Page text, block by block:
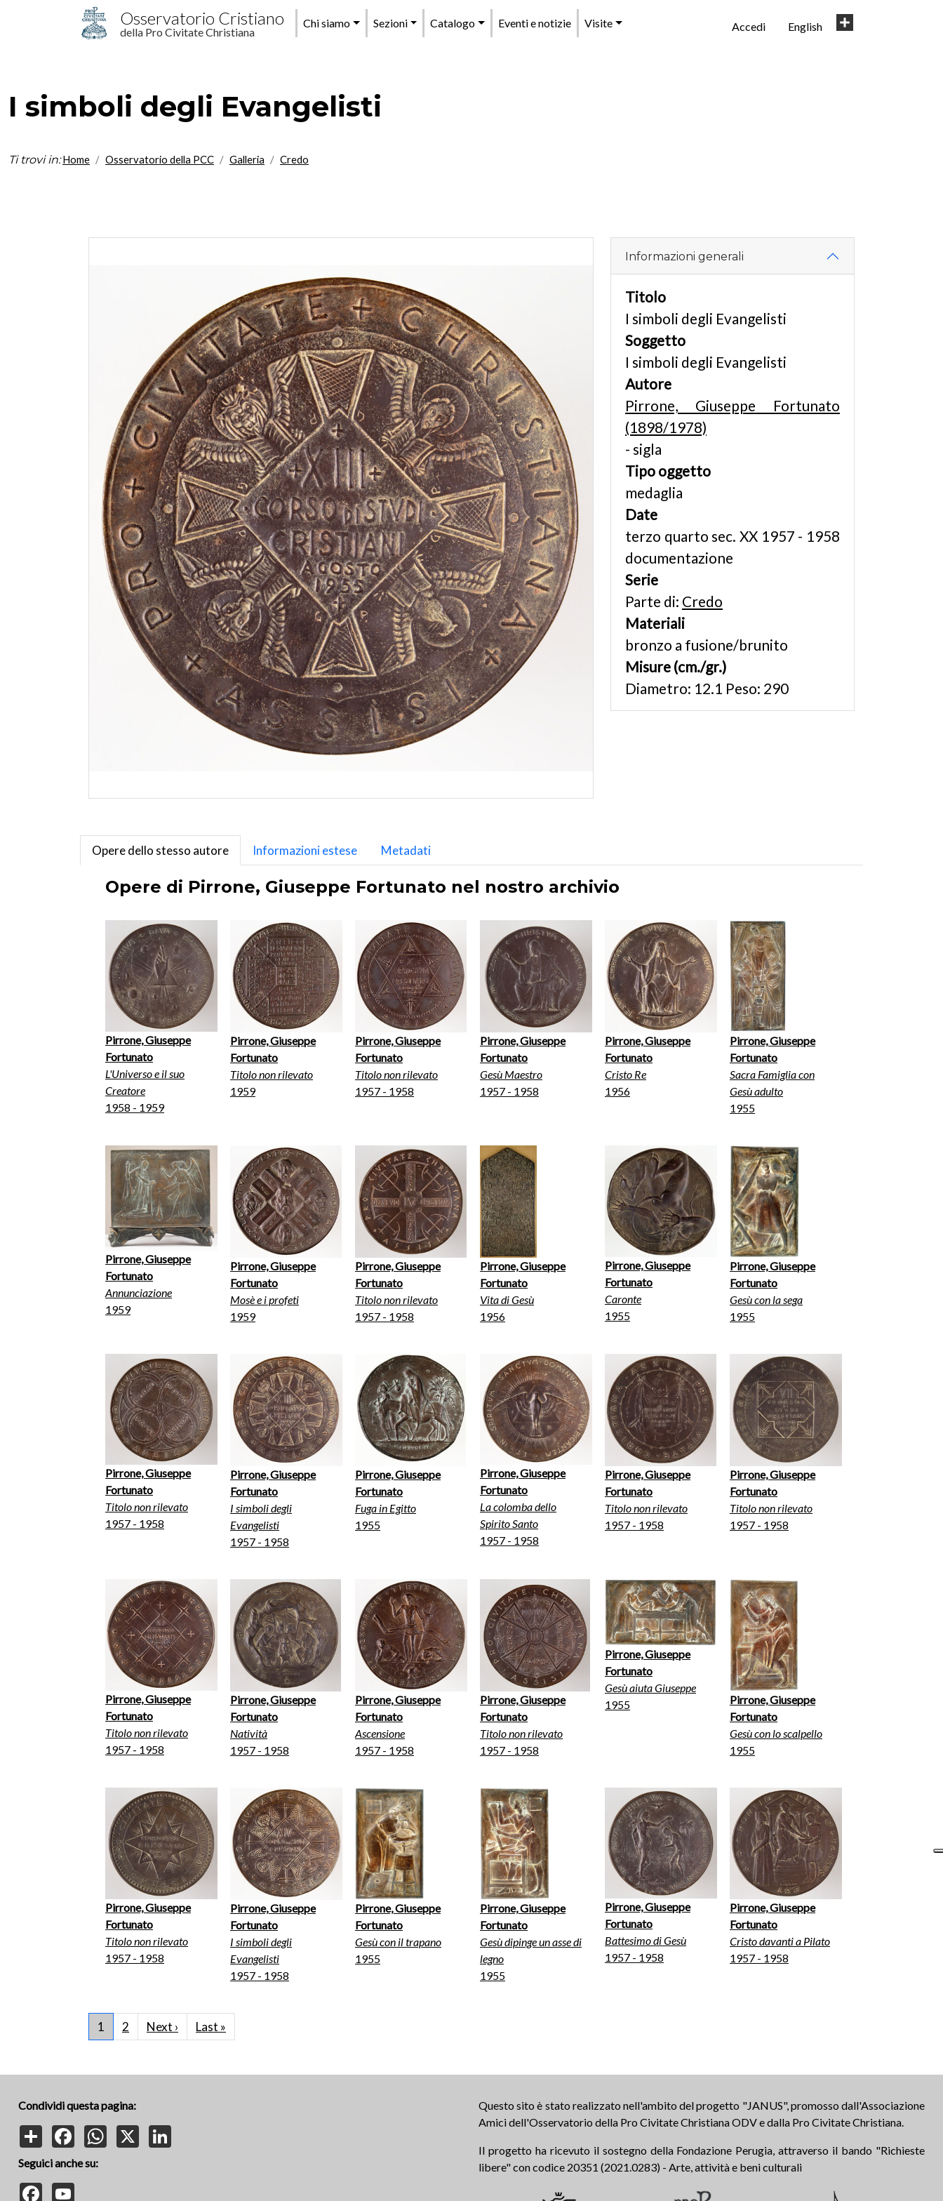
Salta al contenuto principale
Osservatorio Cristiano
della Pro Civitate Christiana
Menu
principale
Chi siamo Sezioni Catalogo Eventi e notizie Visite
User
Accedi English
I simboli degli Evangelisti
Ti trovi in: Home Osservatorio della PCC Galleria Credo
Informazioni generali
Titolo
I simboli degli Evangelisti
Soggetto
I simboli degli Evangelisti
Autore
Pirrone, Giuseppe Fortunato
(1898/1978)
- sigla
Tipo oggetto
medaglia
Date
terzo quarto sec. XX 1957 - 1958
documentazione
Serie
Parte di: Credo
Materiali
bronzo a fusione/brunito
Misure (cm./gr.)
Diametro: 12.1 Peso: 290
Opere dello stesso autore Informazioni estese Metadati
Opere di Pirrone, Giuseppe Fortunato nel nostro archivio
Pirrone, Giuseppe
Fortunato
L'Universo e il suo
Creatore
1958 - 1959
Pirrone, Giuseppe
Fortunato
Titolo non rilevato
1959
Pirrone, Giuseppe
Fortunato
Titolo non rilevato
1957 - 1958
Pirrone, Giuseppe
Fortunato
Gesù Maestro
1957 - 1958
Pirrone, Giuseppe
Fortunato
Cristo Re
1956
Pirrone, Giuseppe
Fortunato
Sacra Famiglia con
Gesù adulto
1955
Pirrone, Giuseppe
Fortunato
Annunciazione
1959
Pirrone, Giuseppe
Fortunato
Mosè e i profeti
1959
Pirrone, Giuseppe
Fortunato
Titolo non rilevato
1957 - 1958
Pirrone, Giuseppe
Fortunato
Vita di Gesù
1956
Pirrone, Giuseppe
Fortunato
Caronte
1955
Pirrone, Giuseppe
Fortunato
Gesù con la sega
1955
Pirrone, Giuseppe
Fortunato
Titolo non rilevato
1957 - 1958
Pirrone, Giuseppe
Fortunato
I simboli degli
Evangelisti
1957 - 1958
Pirrone, Giuseppe
Fortunato
Fuga in Egitto
1955
Pirrone, Giuseppe
Fortunato
La colomba dello
Spirito Santo
1957 - 1958
Pirrone, Giuseppe
Fortunato
Titolo non rilevato
1957 - 1958
Pirrone, Giuseppe
Fortunato
Titolo non rilevato
1957 - 1958
Pirrone, Giuseppe
Fortunato
Titolo non rilevato
1957 - 1958
Pirrone, Giuseppe
Fortunato
Natività
1957 - 1958
Pirrone, Giuseppe
Fortunato
Ascensione
1957 - 1958
Pirrone, Giuseppe
Fortunato
Titolo non rilevato
1957 - 1958
Pirrone, Giuseppe
Fortunato
Gesù aiuta Giuseppe
1955
Pirrone, Giuseppe
Fortunato
Gesù con lo scalpello
1955
Pirrone, Giuseppe
Fortunato
Titolo non rilevato
1957 - 1958
Pirrone, Giuseppe
Fortunato
I simboli degli
Evangelisti
1957 - 1958
Pirrone, Giuseppe
Fortunato
Gesù con il trapano
1955
Pirrone, Giuseppe
Fortunato
Gesù dipinge un asse di
legno
1955
Pirrone, Giuseppe
Fortunato
Battesimo di Gesù
1957 - 1958
Pirrone, Giuseppe
Fortunato
Cristo davanti a Pilato
1957 - 1958
1 2 Next › Pagina successiva
Last »
Condividi questa pagina:
Share
FacebookWhatsApp
Seguici anche su:
Facebook
Questo sito è stato realizzato nell'ambito del progetto "JANUS", promosso dall'Associazione
Amici dell'Osservatorio della Pro Civitate Christiana ODV e dalla Pro Civitate Christiana.
Il progetto ha ricevuto il sostegno della Fondazione Perugia, attraverso il bando "Richieste
libere" con codice 20351 (2021.0283) - Arte, attività e beni culturali